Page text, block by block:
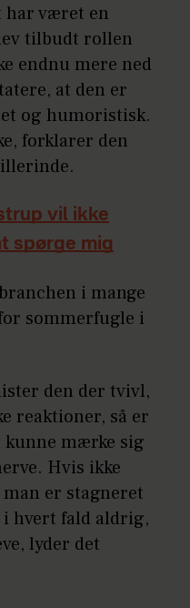
har været en
tilbudt rollen
endnu mere ned
at den er
og humoristisk.
forklarer den
vil ikke
spørge mig
i mange
sommerfugle i
den der tvivl,
reaktioner, så er
kunne mærke sig
Hvis ikke
er stagneret
i hvert fald aldrig,
lyder det